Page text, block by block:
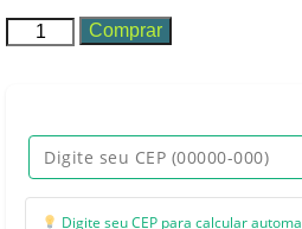
Módulo
Princípios
Propósitos
Comprar
Digite seu CEP para calcular